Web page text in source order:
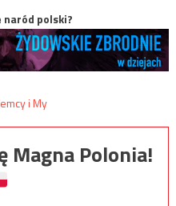
naród polski?
Magna Polonia!